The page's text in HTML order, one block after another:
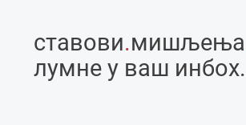
ставови.мишљења
лумне у ваш инбоx.